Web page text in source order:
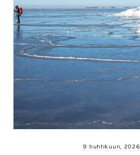
9 huhtikuun, 2026